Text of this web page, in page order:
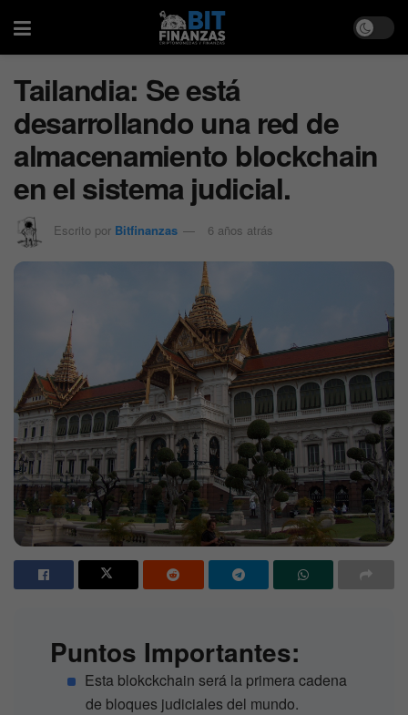
Tailandia: Se está
desarrollando una red de
almacenamiento blockchain
en el sistema judicial.
Escrito por Bitfinanzas 6 años atrás
Puntos Importantes:
Esta blokckchain será la primera cadena
de bloques judiciales del mundo.